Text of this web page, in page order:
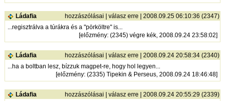
Ládafia hozzászólásai |válasz erre | 2008.09.25 06:10:36 (2347)
...regisztrálva a túrákra és a "pörköltre" is...
[előzmény: (2345) végre kék, 2008.09.24 23:58:02]
Ládafia hozzászólásai |válasz erre | 2008.09.24 20:58:34 (2340)
...ha a boltban lesz, bízzuk magpet-re, hogy hol legyen...
[előzmény: (2335) Tipekin & Perseus, 2008.09.24 18:46:48]
Ládafia hozzászólásai |válasz erre | 2008.09.24 20:55:29 (2339)